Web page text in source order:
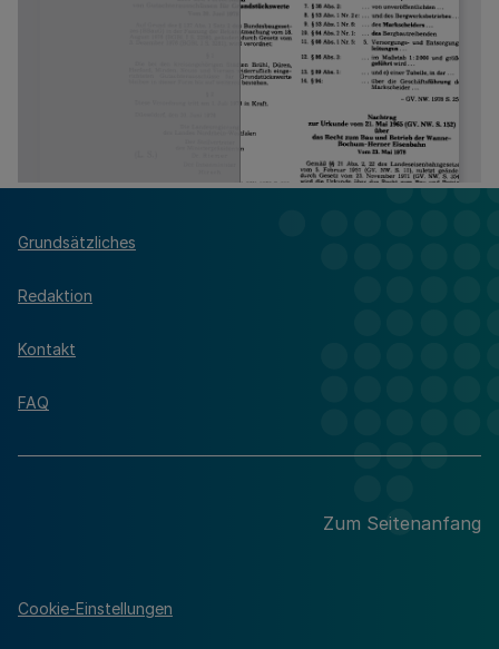
Grundsätzliches
Redaktion
Kontakt
FAQ
Zum Seitenanfang
Cookie-Einstellungen